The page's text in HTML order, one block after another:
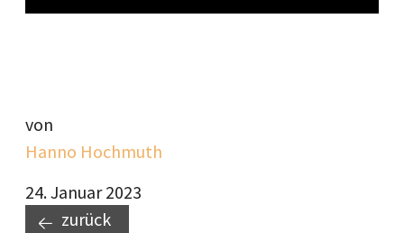
von
Hanno Hochmuth
24. Januar 2023
zurück